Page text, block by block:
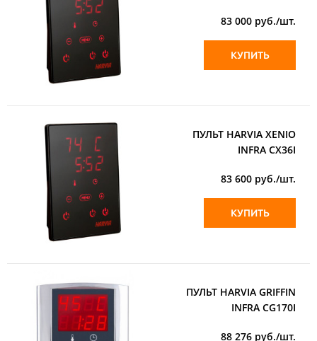
83 000 руб./шт.
КУПИТЬ
ПУЛЬТ HARVIA XENIO
INFRA CX36I
83 600 руб./шт.
КУПИТЬ
ПУЛЬТ HARVIA GRIFFIN
INFRA CG170I
88 276 руб./шт.